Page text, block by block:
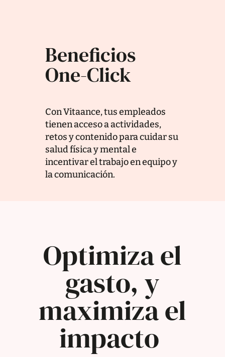
Beneficios
One-Click
Con Vitaance, tus empleados
tienen acceso a actividades,
retos y contenido para cuidar su
salud física y mental e
incentivar el trabajo en equipo y
la comunicación.
Optimiza el
gasto, y
maximiza el
impacto